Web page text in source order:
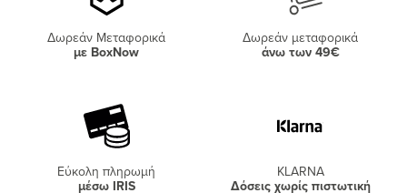
Δωρεάν Μεταφορικά
με BoxNow
Δωρεάν μεταφορικά
άνω των 49€
Εύκολη πληρωμή
μέσω IRIS
KLARNA
Δόσεις χωρίς πιστωτική